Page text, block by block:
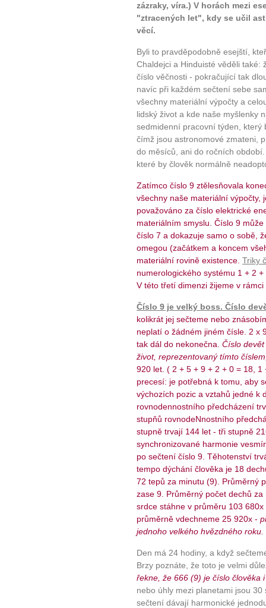
zázraky, víra.) V horách mezi
"ztracených let", kdy se učil
věcí.
Byli to pravděpodobně esejští,
Chaldejci a Hinduisté věděli také:
číslo věčnosti - pokračující tak
navíc při každém sečtení sebe
všechny materiální výpočty a
lidský život a kde naše myšlenky
sedmidenní pracovní týden, který
čímž jsou astronomové zmateni,
do měsíců, ani do ročních
které by člověk normálně
Zatímco číslo 9 ztělesňovala
všechny naše materiální výpočty,
považováno za číslo elektrické
materiálním smyslu. Číslo 9
číslo 7 a dokazuje samo o sobě,
omegou (začátkem a koncem
materiální rovině existence. Triky
numerologického systému 1 + 2
V této třetí dimenzi žijeme v
Číslo 9 je velký boss. Číslo
kolikrát jej sečteme nebo
neplatí o žádném jiném čísle. 2 x
tak dál do nekonečna. Číslo
život, reprezentovaný tímto
920 let. ( 2 + 5 + 9 + 2 + 0 = 18,
precesí: je potřebná k tomu, aby
výchozích pozic a vztahů jedné k
rovnodennostního předcházení
stupňů rovnodeNnostního
stupně trvají 144 let - tři stupně
synchronizované harmonie
po sečtení číslo 9. Těhotenství
tempo dýchání člověka je 18
72 tepů za minutu (9). Průměrný
zase 9. Průměrný počet dechů
srdce stáhne v průměru 103
průměrně vdechneme 25 920x -
jednoho velkého hvězdného roku.
Den má 24 hodiny, a když
Brzy poznáte, že toto je velmi
řekne, že 666 (9) je číslo člověka
nebo úhly mezi planetami jsou
sečtení dávají harmonické